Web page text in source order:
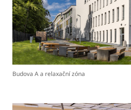
Budova A a relaxační zóna